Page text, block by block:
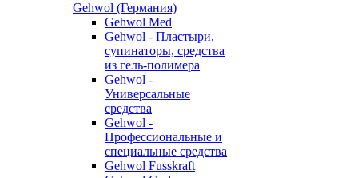
Gehwol (Германия)
Gehwol Med
Gehwol - Пластыри,
супинаторы, средства
из гель-полимера
Gehwol -
Универсальные
средства
Gehwol -
Профессиональные и
специальные средства
Gehwol Fusskraft